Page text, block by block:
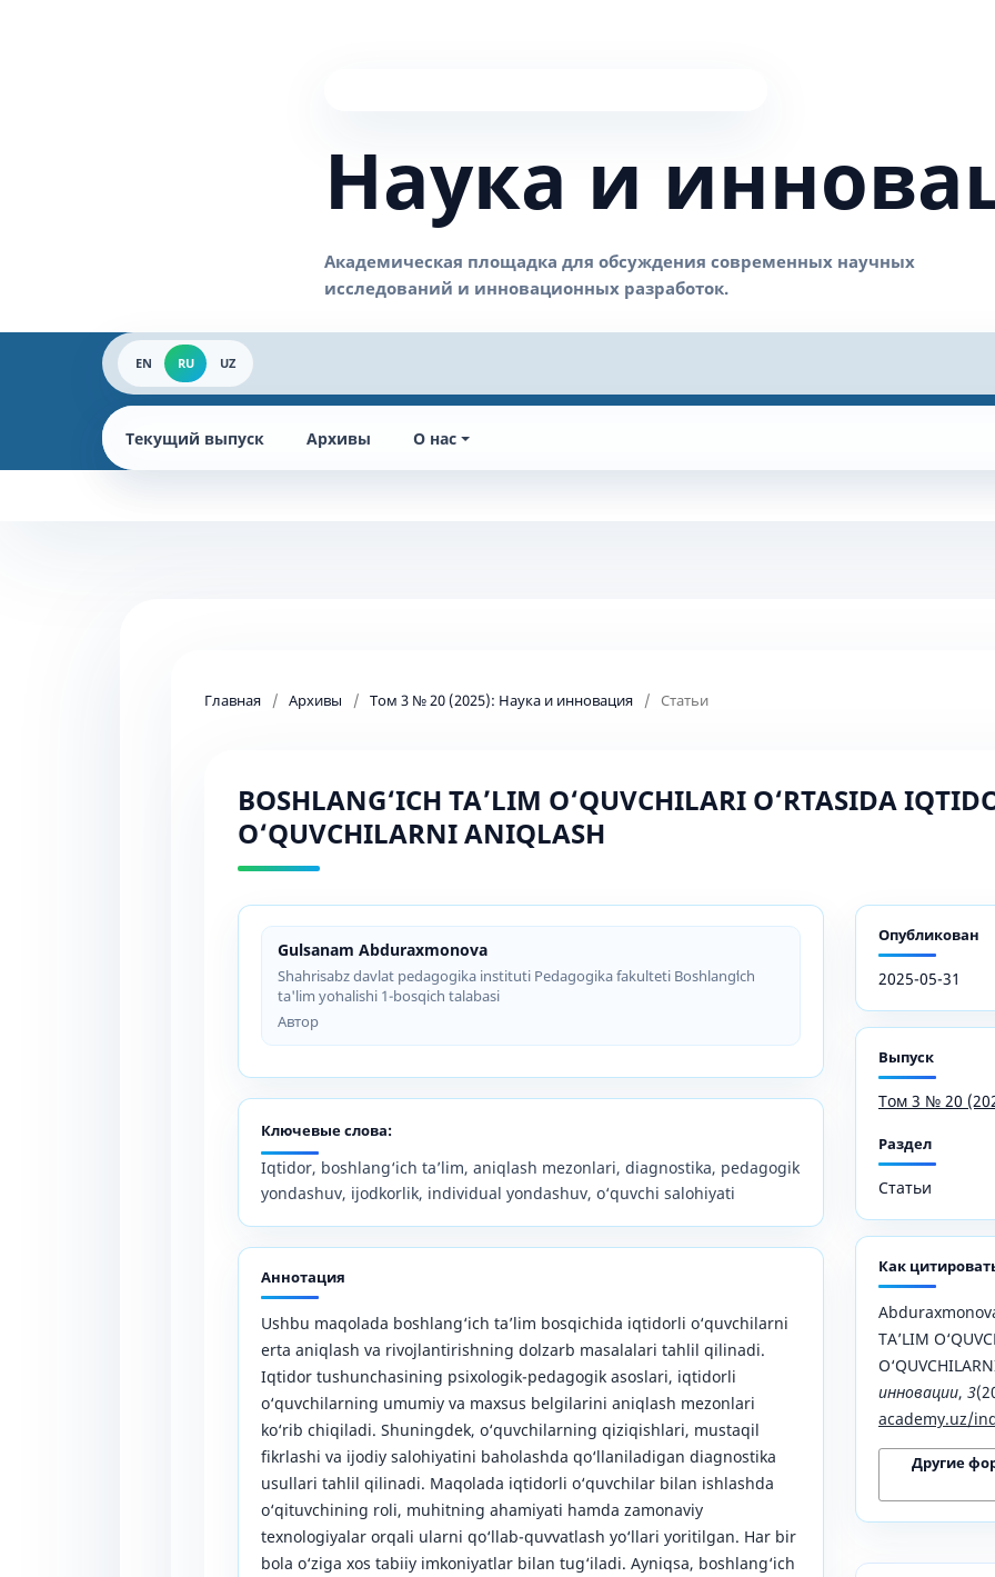
Наука и
EN RU UZ
Текущий выпуск Архивы О нас
Главная / Архивы / Том 3 № 20 (2025): Наука и инновация / Статьи
BOSHLANG‘ICH TA’LIM O‘QUVCHILARI O‘RTASIDA
O‘QUVCHILARNI ANIQLASH
Gulsanam Abduraxmonova
Shahrisabz davlat pedagogika instituti Pedagogika fakulteti Boshlangʻich
ta'lim yoʻnalishi 1-bosqich talabasi
Автор
Ключевые слова:
Iqtidor, boshlang‘ich ta’lim, aniqlash mezonlari, diagnostika, pedagogik
yondashuv, ijodkorlik, individual yondashuv, o‘quvchi salohiyati
Аннотация
Ushbu maqolada boshlang‘ich ta’lim bosqichida iqtidorli o‘quvchilarni
erta aniqlash va rivojlantirishning dolzarb masalalari tahlil qilinadi.
Iqtidor tushunchasining psixologik-pedagogik asoslari, iqtidorli
o‘quvchilarning umumiy va maxsus belgilarini aniqlash mezonlari
ko‘rib chiqiladi. Shuningdek, o‘quvchilarning qiziqishlari, mustaqil
fikrlashi va ijodiy salohiyatini baholashda qo‘llaniladigan diagnostika
usullari tahlil qilinadi. Maqolada iqtidorli o‘quvchilar bilan ishlashda
o‘qituvchining roli, muhitning ahamiyati hamda zamonaviy
texnologiyalar orqali ularni qo‘llab-quvvatlash yo‘llari yoritilgan. Har bir
bola o‘ziga xos tabiiy imkoniyatlar bilan tug‘iladi. Ayniqsa, boshlang‘ich
Опубликован
2025-05-31
Выпуск
Том 3 № 20
Раздел
Статьи
Как
TA’LIM
инновации, 3
academy.uz/
Другие